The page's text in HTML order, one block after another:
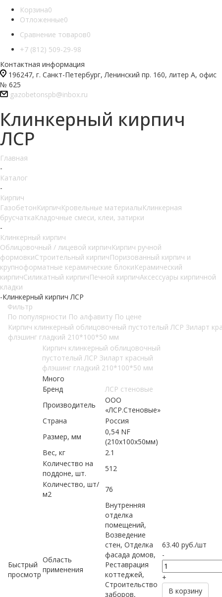
Корзина0
Отложенные0
Сравнение товаров0
+7 (812) 509-29-98
Контактная информация
196247, г. Санкт-Петербург, Ленинский пр. 160, литер А, офис
№ 625
gazobetonspb@inbox.ru
Клинкерный кирпич
ЛСР
Главная
-
Каталог
-
Кирпич
ГазобетонКирпичКровельные материалыКлинкерная
брусчаткаКладочные смеси, клеи, затирки
-
Клинкерный кирпич
Облицовочный / лицевой кирпичКирпич ручной
формовкиСтроительный кирпичПоризованный кирпич и
крупноформатные керамические блокиКерамический
кирпичСиликатный кирпичПечной кирпичАксессуары кирпичной
кладки
-Клинкерный кирпич ЛСР
Фильтр
По популярности По алфавиту По цене
Кирпич клинкерный облицовочный пустотелый ЛСР Зиларт
флэшинг гладкий 210*100*50 мм
Быстрый
просмотр
Кирпич клинкерный облицовочный
пустотелый ЛСР Зиларт красный
флэшинг гладкий 210*100*50 мм
Много
Бренд
ЛСР стеновые
Производитель
ООО
«ЛСР.Стеновые»
Страна
Россия
Размер, мм
0,54 NF
(210х100х50мм)
Вес, кг
2.1
Количество на
поддоне, шт.
512
Количество, шт/
м2
76
Область
применения
Внутренняя
отделка
помещений,
Возведение
стен, Отделка
фасада домов,
Реставрация
коттеджей,
Строительство
заборов,
63.40 руб./шт
-
+
В корзину